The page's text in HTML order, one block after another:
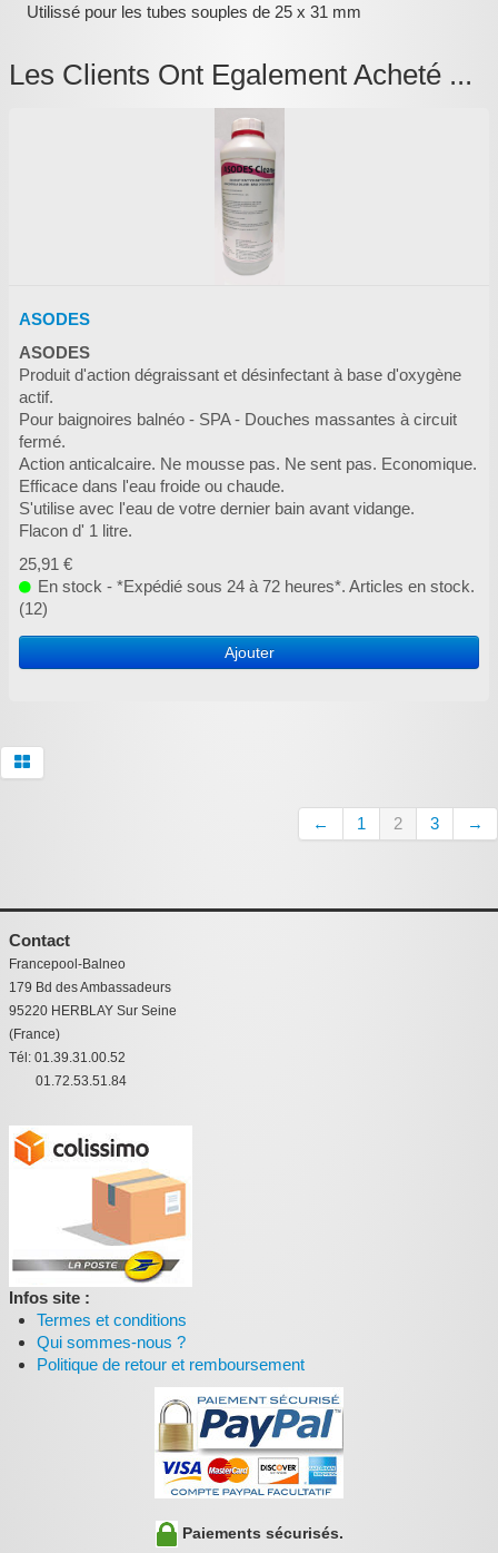
Utilissé pour les tubes souples de 25 x 31 mm
Les Clients Ont Egalement Acheté ...
ASODES
ASODES
Produit d'action dégraissant et désinfectant à base d'oxygène
actif.
Pour baignoires balnéo - SPA - Douches massantes à circuit
fermé.
Action anticalcaire. Ne mousse pas. Ne sent pas. Economique.
Efficace dans l'eau froide ou chaude.
S'utilise avec l'eau de votre dernier bain avant vidange.
Flacon d' 1 litre.
25,91 €
En stock - *Expédié sous 24 à 72 heures*. Articles en stock.
(12)
Ajouter
← 1 2 3 →
Contact
Francepool-Balneo
179 Bd des Ambassadeurs
95220 HERBLAY Sur Seine
(France)
Tél: 01.39.31.00.52
01.72.53.51.84
Infos site :
Termes et conditions
Qui sommes-nous ?
Politique de retour et remboursement
Paiements sécurisés.